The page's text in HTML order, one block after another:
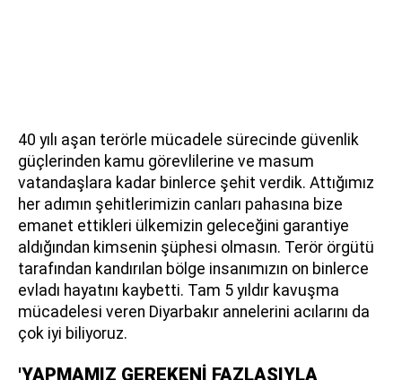
40 yılı aşan terörle mücadele sürecinde güvenlik
güçlerinden kamu görevlilerine ve masum
vatandaşlara kadar binlerce şehit verdik. Attığımız
her adımın şehitlerimizin canları pahasına bize
emanet ettikleri ülkemizin geleceğini garantiye
aldığından kimsenin şüphesi olmasın. Terör örgütü
tarafından kandırılan bölge insanımızın on binlerce
evladı hayatını kaybetti. Tam 5 yıldır kavuşma
mücadelesi veren Diyarbakır annelerini acılarını da
çok iyi biliyoruz.
'YAPMAMIZ GEREKENİ FAZLASIYLA